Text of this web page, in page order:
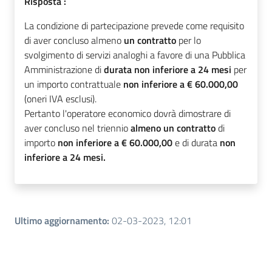
La condizione di partecipazione prevede come requisito
di aver concluso almeno un contratto per lo
svolgimento di servizi analoghi a favore di una Pubblica
Amministrazione didurata non inferiore a 24 mesi per
un importo contrattuale non inferiore a € 60.000,00
(oneri IVA esclusi).
Pertanto l'operatore economico dovrà dimostrare di
aver concluso nel triennioalmeno un contrattodi
importo non inferiore a € 60.000,00e di durata non
inferiore a 24 mesi.
Ultimo aggiornamento: 02-03-2023, 12:01